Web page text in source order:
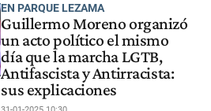
EN PARQUE LEZAMA
Guillermo Moreno organizó
un acto político el mismo
día que la marcha LGTB,
Antifascista y Antirracista:
sus explicaciones